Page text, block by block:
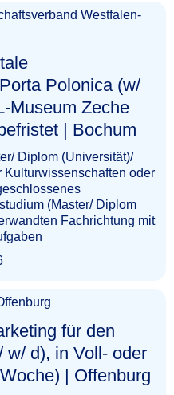
Westfalen-
Polonica (w/
Museum Zeche
| Bochum​‌‌‌‌​‌​​‌​​‌‌​‌‌‌‌
Diplom (Universität)/
Kulturwissenschaften oder
(Master/ Diplom
Fachrichtung mit
für den
w/ d), in Voll- oder
| Offenburg​‌‌‌‌​‌​​​‌‌‌‌​​‌‌‌